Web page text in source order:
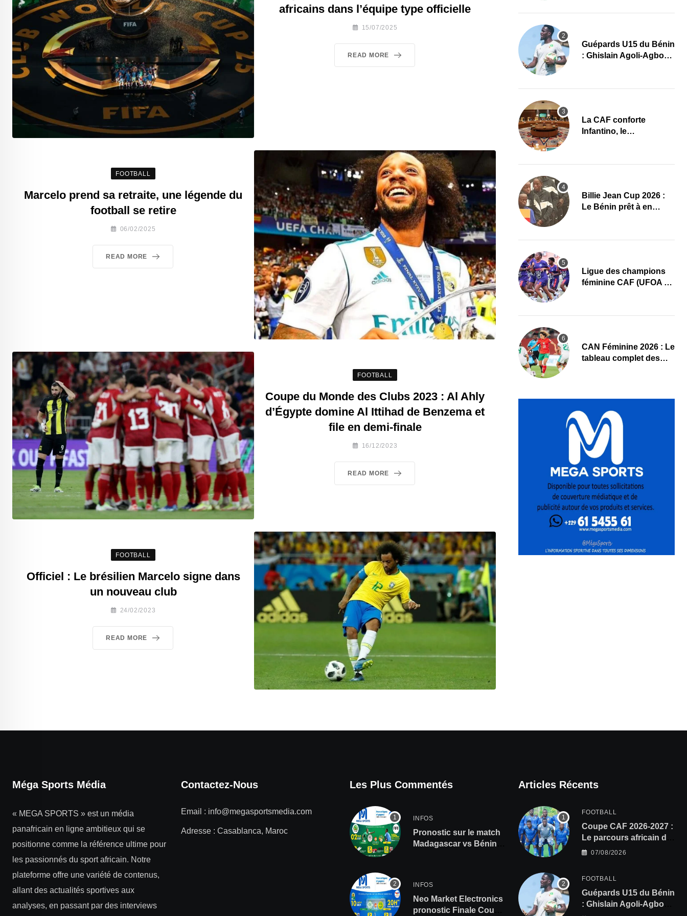
africains dans l’équipe type officielle
15/07/2025
READ MORE
FOOTBALL
Marcelo prend sa retraite, une légende du
football se retire
06/02/2025
READ MORE
FOOTBALL
Coupe du Monde des Clubs 2023 : Al Ahly
d’Égypte domine Al Ittihad de Benzema et
file en demi-finale
16/12/2023
READ MORE
FOOTBALL
Officiel : Le brésilien Marcelo signe dans
un nouveau club
24/02/2023
READ MORE
Guépards U15 du Bénin
: Ghislain Agoli-Agbo
La CAF conforte
Infantino, le
Billie Jean Cup 2026 :
Le Bénin prêt à en
Ligue des champions
féminine CAF (UFOA A)
en Gambie
CAN Féminine 2026 : Le
tableau complet des
Méga Sports Média
« MEGA SPORTS » est un média
panafricain en ligne ambitieux qui se
positionne comme la référence ultime pour
les passionnés du sport africain. Notre
plateforme offre une variété de contenus,
allant des actualités sportives aux
analyses, en passant par des interviews
Contactez-Nous
Email : info@megasportsmedia.com
Adresse : Casablanca, Maroc
Les Plus Commentés
INFOS
Pronostic sur le match
Madagascar vs Bénin,
INFOS
Neo Market Electronics
pronostic Finale Coupe
Articles Récents
FOOTBALL
Coupe CAF 2026-2027 :
Le parcours africain de
l’ASPAC avant son
07/08/2026
FOOTBALL
Guépards U15 du Bénin
: Ghislain Agoli-Agbo